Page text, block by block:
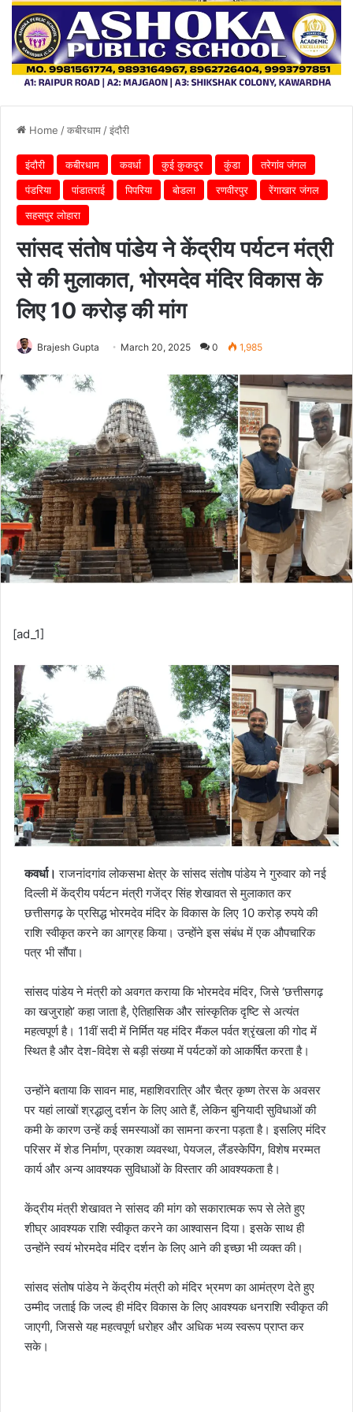
Home /कबीरधाम /इंदौरी
इंदौरी कबीरधाम कवर्धा कुई कुकदुर कुंडा
तरेगांव जंगल
पंडरिया
पांडातराई पिपरिया बोडला रणवीरपुर
रेंगाखार जंगल
सहसपुर लोहारा
सांसद संतोष पांडेय ने केंद्रीय पर्यटन मंत्री
से की मुलाकात, भोरमदेव मंदिर विकास के
लिए 10 करोड़ की मांग
Brajesh Gupta March 20, 2025 0 1,985
[ad_1]
कवर्धा। राजनांदगांव लोकसभा क्षेत्र के सांसद संतोष पांडेय ने गुरुवार को नई
दिल्ली में केंद्रीय पर्यटन मंत्री गजेंद्र सिंह शेखावत से मुलाकात कर
छत्तीसगढ़ के प्रसिद्ध भोरमदेव मंदिर के विकास के लिए 10 करोड़ रुपये की
राशि स्वीकृत करने का आग्रह किया। उन्होंने इस संबंध में एक औपचारिक
पत्र भी सौंपा।
सांसद पांडेय ने मंत्री को अवगत कराया कि भोरमदेव मंदिर, जिसे ‘छत्तीसगढ़
का खजुराहो’ कहा जाता है, ऐतिहासिक और सांस्कृतिक दृष्टि से अत्यंत
महत्वपूर्ण है। 11वीं सदी में निर्मित यह मंदिर मैंकल पर्वत श्रृंखला की गोद में
स्थित है और देश-विदेश से बड़ी संख्या में पर्यटकों को आकर्षित करता है।
उन्होंने बताया कि सावन माह, महाशिवरात्रि और चैत्र कृष्ण तेरस के अवसर
पर यहां लाखों श्रद्धालु दर्शन के लिए आते हैं, लेकिन बुनियादी सुविधाओं की
कमी के कारण उन्हें कई समस्याओं का सामना करना पड़ता है। इसलिए मंदिर
परिसर में शेड निर्माण, प्रकाश व्यवस्था, पेयजल, लैंडस्केपिंग, विशेष मरम्मत
कार्य और अन्य आवश्यक सुविधाओं के विस्तार की आवश्यकता है।
केंद्रीय मंत्री शेखावत ने सांसद की मांग को सकारात्मक रूप से लेते हुए
शीघ्र आवश्यक राशि स्वीकृत करने का आश्वासन दिया। इसके साथ ही
उन्होंने स्वयं भोरमदेव मंदिर दर्शन के लिए आने की इच्छा भी व्यक्त की।
सांसद संतोष पांडेय ने केंद्रीय मंत्री को मंदिर भ्रमण का आमंत्रण देते हुए
उम्मीद जताई कि जल्द ही मंदिर विकास के लिए आवश्यक धनराशि स्वीकृत की
जाएगी, जिससे यह महत्वपूर्ण धरोहर और अधिक भव्य स्वरूप प्राप्त कर
सके।